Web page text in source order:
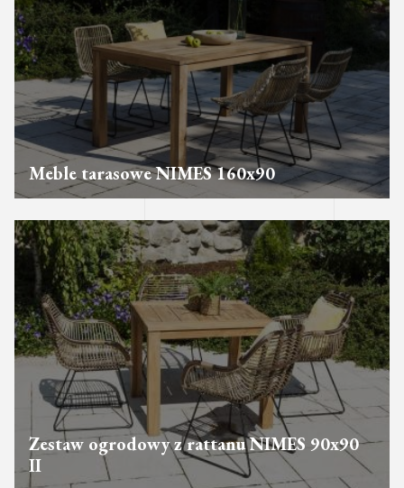
Meble tarasowe NIMES 160x90
Zestaw ogrodowy z rattanu NIMES 90x90
II